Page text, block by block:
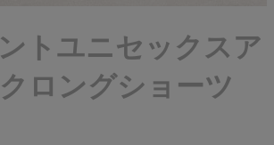
トユニセックスア
ロングショーツ